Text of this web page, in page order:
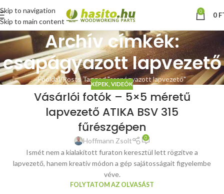
Skip to navigation
Skip to main content
0 0
Archív címkék:
csapágyazott lapvezető
Főoldal Posts Tagged "csapágyazott lapvezető"
KÉPEK, VIDEÓK
Vásárlói fotók – 5×5 méretű
lapvezető ATIKA BSV 315
fűrészgépen
Hoffmann Zsolt 0
Ismét nem a kialakított furaton keresztül lett rögzítve a
lapvezető, hanem kreatív módon a gép sajátosságait figyelembe
véve.
FOLYTATOM AZ OLVASÁST